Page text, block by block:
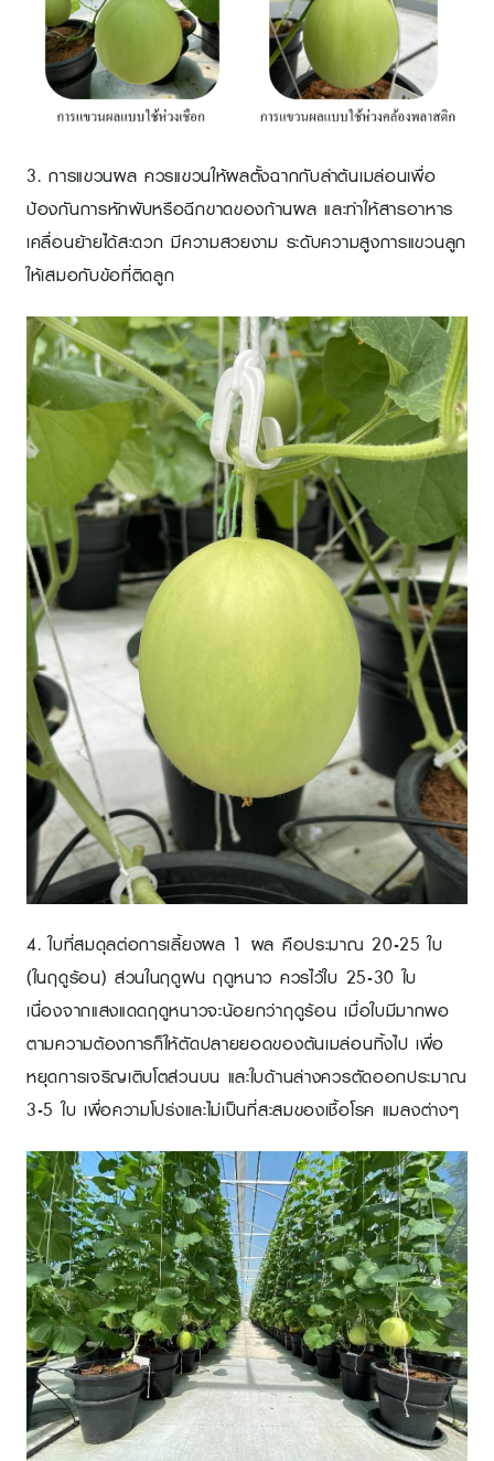
3. การแขวนผล ควรแขวนให้ผลตั้งฉากกับลำต้นเมล่อนเพื่อ
ป้องกันการหักพับหรือฉีกขาดของก้านผล และทำให้สารอาหาร
เคลื่อนย้ายได้สะดวก มีความสวยงาม ระดับความสูงการแขวนลูก
ให้เสมอกับข้อที่ติดลูก
4. ใบที่สมดุลต่อการเลี้ยงผล 1 ผล คือประมาณ 20-25 ใบ
(ในฤดูร้อน) ส่วนในฤดูฝน ฤดูหนาว ควรไว้ใบ 25-30 ใบ
เนื่องจากแสงแดดฤดูหนาวจะน้อยกว่าฤดูร้อน เมื่อใบมีมากพอ
ตามความต้องการก็ให้ตัดปลายยอดของต้นเมล่อนทิ้งไป เพื่อ
หยุดการเจริญเติบโตส่วนบน และใบด้านล่างควรตัดออกประมาณ
3-5 ใบ เพื่อความโปร่งและไม่เป็นที่สะสมของเชื้อโรค แมลงต่างๆ